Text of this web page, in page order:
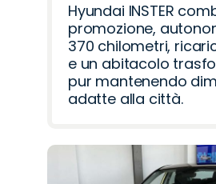
Hyundai INSTER
promozione,
370 chilometri,
e un abitacolo
pur mantenendo
adatte alla città.